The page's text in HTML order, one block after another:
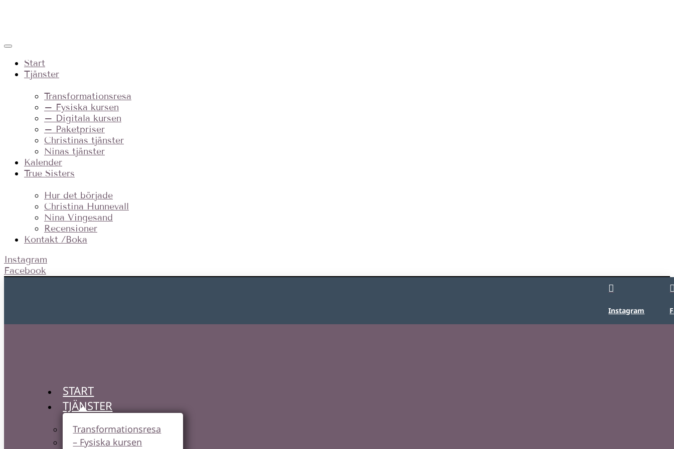
Start
Tjänster
Transformationsresa
– Fysiska kursen
– Digitala kursen
– Paketpriser
Christinas tjänster
Ninas tjänster
Kalender
True Sisters
Hur det började
Christina Hunnevall
Nina Vingesand
Recensioner
Kontakt /Boka
Instagram
Facebook

Instagram
START
TJÄNSTER
Transformationsresa
– Fysiska kursen